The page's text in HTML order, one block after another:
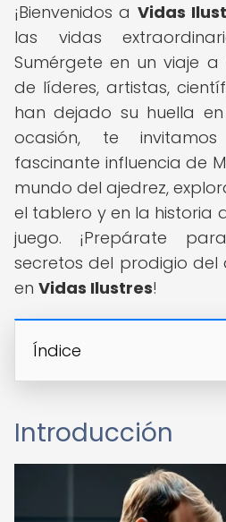
¡Bienvenidos a Vidas
las vidas
Sumérgete en un viaje
de líderes, artistas,
han dejado su huella
ocasión, te
fascinante influencia de
mundo del ajedrez,
el tablero y en la historia
juego. ¡Prepárate
secretos del prodigio del
en Vidas Ilustres!
Índice
Introducción